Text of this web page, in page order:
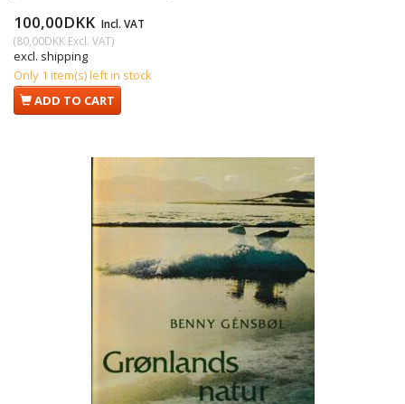
100,00DKK Incl. VAT
(80,00DKK Excl. VAT)
excl. shipping
Only 1 item(s) left in stock
ADD TO CART